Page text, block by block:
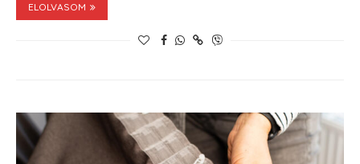
ELOLVASOM